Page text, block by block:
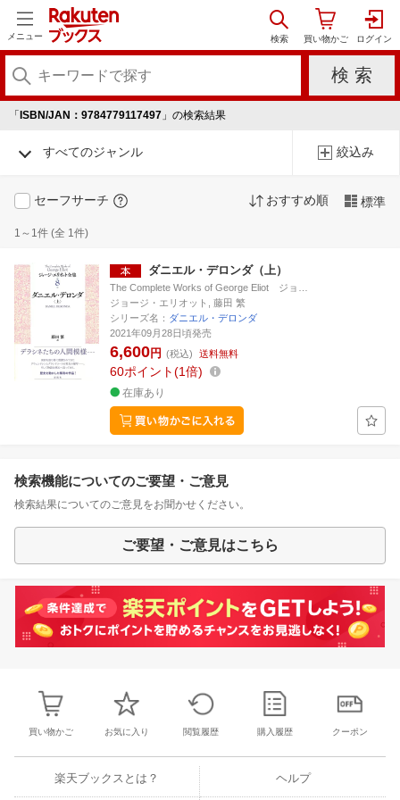
メニュー
「 ISBN/JAN：9784779117497 」の検索結果
すべてのジャンル 絞込み
セーフサーチ おすすめ順 標準
1～1件 (全 1件)
ダニエル・デロンダ（上）
The Complete Works of George Eliot ジョ…
ジョージ・エリオット, 藤田 繁
シリーズ名： ダニエル・デロンダ
2021年09月28日頃発売
6,600円 (税込) 送料無料
60ポイント 1倍
在庫あり
検索機能についてのご要望・ご意見
検索結果についてのご意見をお聞かせください。
ご要望・ご意見はこちら
買い物かご お気に入り 閲覧履歴 購入履歴 クーポン
楽天ブックスとは？ ヘルプ